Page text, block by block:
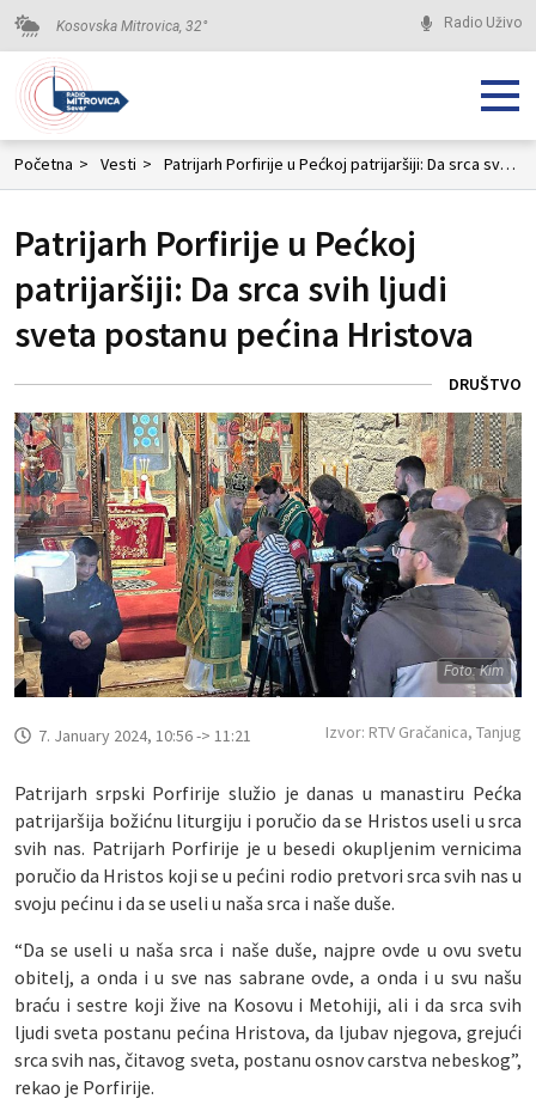
Kosovska Mitrovica, 32° Radio Uživo
Početna > Vesti > Patrijarh Porfirije u Pećkoj patrijaršiji: Da srca svih ljudi sveta postanu pećina Hristova
Patrijarh Porfirije u Pećkoj
patrijaršiji: Da srca svih ljudi
sveta postanu pećina Hristova
DRUŠTVO
Foto: Kim
7. January 2024, 10:56 -> 11:21 Izvor: RTV Gračanica, Tanjug
Patrijarh srpski Porfirije služio je danas u manastiru Pećka
patrijaršija božićnu liturgiju i poručio da se Hristos useli u srca
svih nas. Patrijarh Porfirije je u besedi okupljenim vernicima
poručio da Hristos koji se u pećini rodio pretvori srca svih nas u
svoju pećinu i da se useli u naša srca i naše duše.
“Da se useli u naša srca i naše duše, najpre ovde u ovu svetu
obitelj, a onda i u sve nas sabrane ovde, a onda i u svu našu
braću i sestre koji žive na Kosovu i Metohiji, ali i da srca svih
ljudi sveta postanu pećina Hristova, da ljubav njegova, grejući
srca svih nas, čitavog sveta, postanu osnov carstva nebeskog”,
rekao je Porfirije.